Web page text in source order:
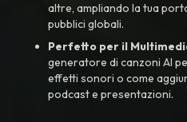
altre, ampliando la tua
pubblici globali.
Perfetto per il
generatore di canzoni AI
effetti sonori o come
podcast e presentazioni.